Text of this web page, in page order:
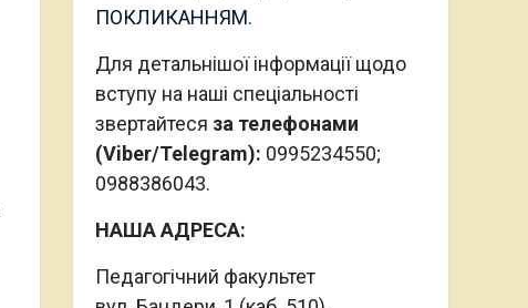
ПОКЛИКАННЯМ.
Для детальнішої інформації щодо
вступу на наші спеціальності
звертайтеся за телефонами
(Viber/Telegram): 0995234550;
0988386043.
НАША АДРЕСА:
Педагогічний факультет